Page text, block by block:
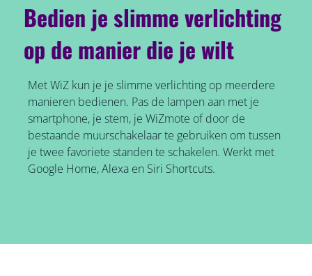
Bedien je slimme verlichting
op de manier die je wilt
Met WiZ kun je je slimme verlichting op meerdere
manieren bedienen. Pas de lampen aan met je
smartphone, je stem, je WiZmote of door de
bestaande muurschakelaar te gebruiken om tussen
je twee favoriete standen te schakelen. Werkt met
Google Home, Alexa en Siri Shortcuts.